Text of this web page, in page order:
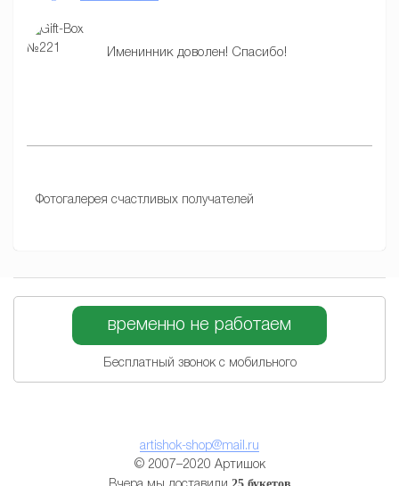
Именинник доволен! Спасибо!
Фотогалерея счастливых получателей
временно не работаем
Бесплатный звонок с мобильного
artishok-shop@mail.ru
© 2007–2020 Артишок